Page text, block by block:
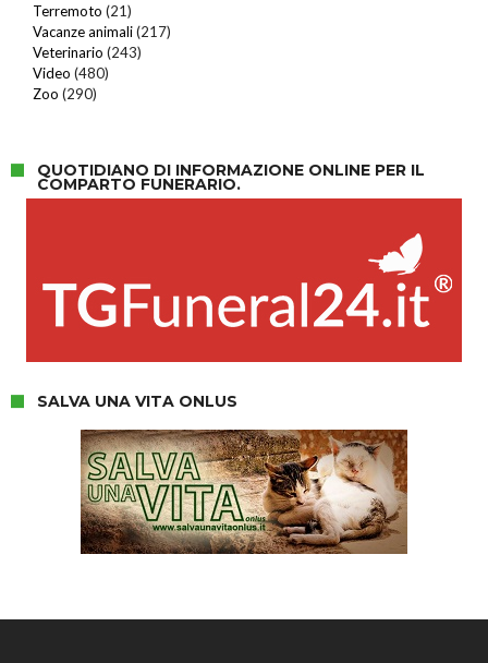
Terremoto (21)
Vacanze animali(217)
Veterinario (243)
Video (480)
Zoo (290)
QUOTIDIANO DI INFORMAZIONE ONLINE PER IL
COMPARTO FUNERARIO.
SALVA UNA VITA ONLUS